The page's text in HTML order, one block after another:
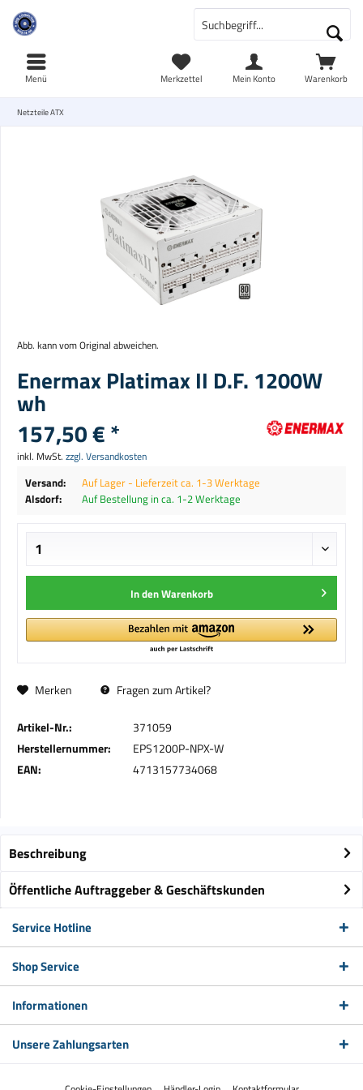
Warenkorb
Merkzettel Mein Konto
Menü
Netzteile ATX
Abb. kann vom Original abweichen.
Enermax Platimax II D.F. 1200W
wh
157,50 € *
inkl. MwSt. zzgl. Versandkosten
Versand:
Auf Lager - Lieferzeit ca. 1-3 Werktage
Alsdorf:
Auf Bestellung in ca. 1-2 Werktage
In denWarenkorb
Merken Fragen zum Artikel?
Artikel-Nr.:
371059
Herstellernummer:
EPS1200P-NPX-W
EAN:
4713157734068
Beschreibung
Öffentliche Auftraggeber & Geschäftskunden
Service Hotline
Shop Service
Informationen
Unsere Zahlungsarten